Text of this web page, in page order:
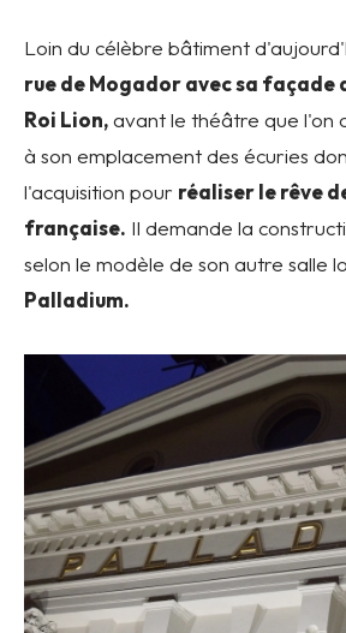
Loin du célèbre bâtiment
rue de Mogador avec sa façade
Roi Lion,avant le théâtre que l'on
à son emplacement des écuries
l'acquisition pour réaliser le rêve
française. Il demande la
selon le modèle de son autre salle
Palladium.